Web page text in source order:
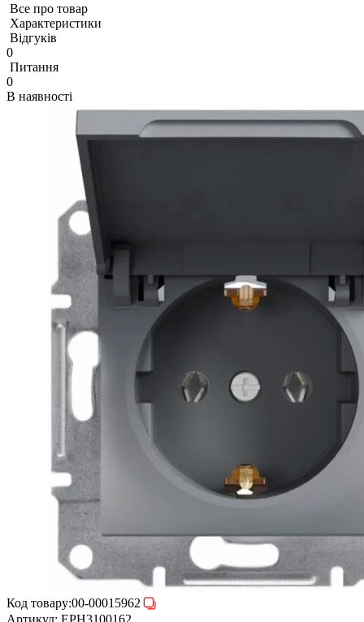
Все про товар
Характеристики
Відгуків
0
Питання
0
В наявності
Код товару:00-00015962
Артикул: EPH3100162